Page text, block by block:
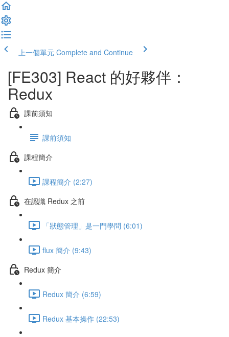
上一個單元 Complete and Continue
[FE303] React 的好夥伴：
Redux
課前須知
課前須知
課程簡介
課程簡介 (2:27)
在認識 Redux 之前
「狀態管理」是一門學問 (6:01)
flux 簡介 (9:43)
Redux 簡介
Redux 簡介 (6:59)
Redux 基本操作 (22:53)